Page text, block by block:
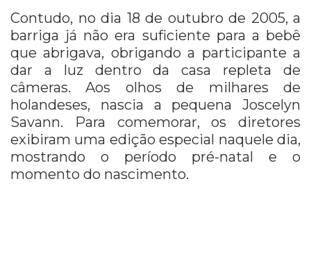
Contudo, no dia 18 de outubro de 2005, a
barriga já não era suficiente para a bebê
que abrigava, obrigando a participante a
dar a luz dentro da casa repleta de
câmeras. Aos olhos de milhares de
holandeses, nascia a pequena Joscelyn
Savann. Para comemorar, os diretores
exibiram uma edição especial naquele dia,
mostrando o período pré-natal e o
momento do nascimento.